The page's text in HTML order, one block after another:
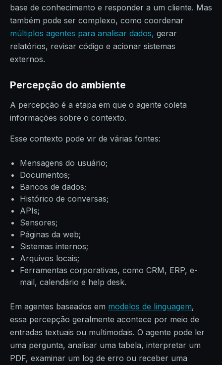
base de conhecimento e responder a um cliente. Mas
também pode ser complexo, como coordenar
múltiplos agentes para analisar dados, gerar
relatórios, revisar código e acionar sistemas
externos.
Percepção do ambiente
A percepção é a etapa em que o agente coleta
informações sobre o contexto.
Esse contexto pode vir de várias fontes:
Mensagens do usuário;
Documentos;
Bancos de dados;
Histórico de conversas;
APIs;
Sensores;
Páginas da web;
Sistemas internos;
Arquivos locais;
Ferramentas corporativas, como CRM, ERP, e-
mail, calendário e help desk.
Em agentes baseados em modelos de linguagem,
essa percepção geralmente acontece por meio de
entradas textuais ou multimodais. O agente pode ler
uma pergunta, analisar uma tabela, interpretar um
PDF, examinar um log de erro ou receber uma